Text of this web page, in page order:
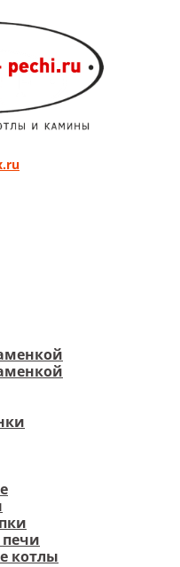
котлы